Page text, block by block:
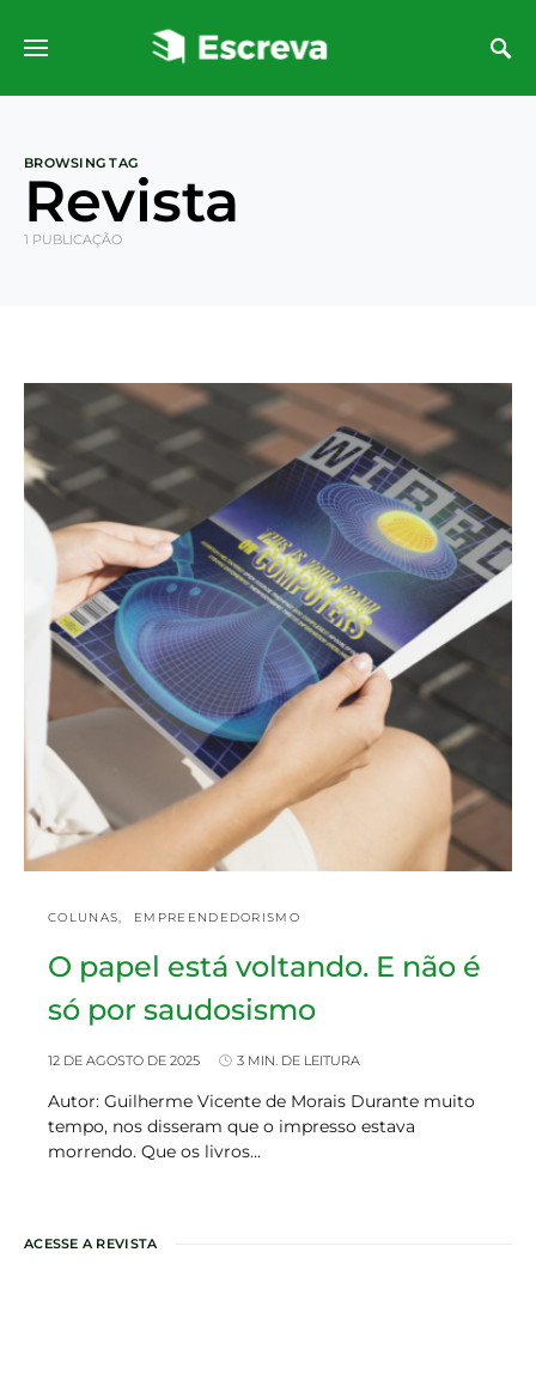
BROWSING TAG
Revista
1 PUBLICAÇÃO
COLUNAS EMPREENDEDORISMO
O papel está voltando. E não é
só por saudosismo
12 DE AGOSTO DE 2025 3 MIN. DE LEITURA
Autor: Guilherme Vicente de Morais Durante muito
tempo, nos disseram que o impresso estava
morrendo. Que os livros…
ACESSE A REVISTA